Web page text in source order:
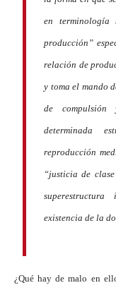
en terminología
producción”
relación de
y toma el mando
de
determinada
reproducción
“justicia de
existencia de la
¿Qué hay de malo en